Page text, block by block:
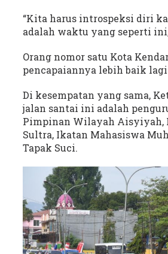
“Kita harus introspeksi diri
adalah waktu yang seperti
Orang nomor satu Kota
pencapaiannya lebih baik
Di kesempatan yang sama,
jalan santai ini adalah
Pimpinan Wilayah Aisyiyah,
Sultra, Ikatan Mahasiswa
Tapak Suci.